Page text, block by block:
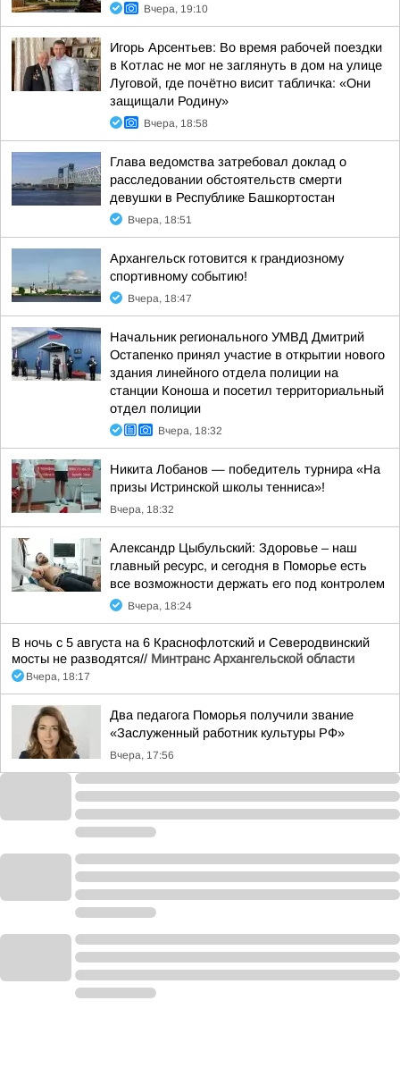
Вчера, 19:10
Игорь Арсентьев: Во время рабочей поездки
в Котлас не мог не заглянуть в дом на улице
Луговой, где почётно висит табличка: «Они
защищали Родину»
Вчера, 18:58
Глава ведомства затребовал доклад о
расследовании обстоятельств смерти
девушки в Республике Башкортостан
Вчера, 18:51
Архангельск готовится к грандиозному
спортивному событию!
Вчера, 18:47
Начальник регионального УМВД Дмитрий
Остапенко принял участие в открытии нового
здания линейного отдела полиции на
станции Коноша и посетил территориальный
отдел полиции
Вчера, 18:32
Никита Лобанов — победитель турнира «На
призы Истринской школы тенниса»!
Вчера, 18:32
Александр Цыбульский: Здоровье – наш
главный ресурс, и сегодня в Поморье есть
все возможности держать его под контролем
Вчера, 18:24
В ночь с 5 августа на 6 Краснофлотский и Северодвинский
мосты не разводятся// Минтранс Архангельской области
Вчера, 18:17
Два педагога Поморья получили звание
«Заслуженный работник культуры РФ»
Вчера, 17:56